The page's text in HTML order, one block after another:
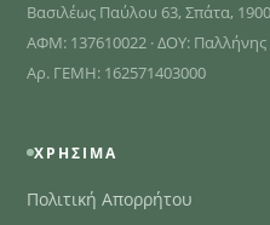
Βασιλέως Παύλου 63, Σπάτα,
ΑΦΜ: 137610022 · ΔΟΥ: Παλλήνης
Αρ. ΓΕΜΗ: 162571403000
ΧΡΉΣΙΜΑ
Πολιτική Απορρήτου